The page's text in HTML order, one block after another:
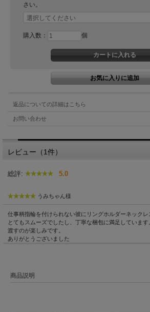
さい。
購入数： 個
返品についての詳細はこちら
お問い合わせ
レビュー（1件）
総評: 5.0
うみちゃん様
仕事柄指輪を付けられない彼にリングホルダーネック
とてもスムーズでしたし、丁寧な梱包に満足していま
渡すのが楽しみです。
ありがとうございました
商品説明